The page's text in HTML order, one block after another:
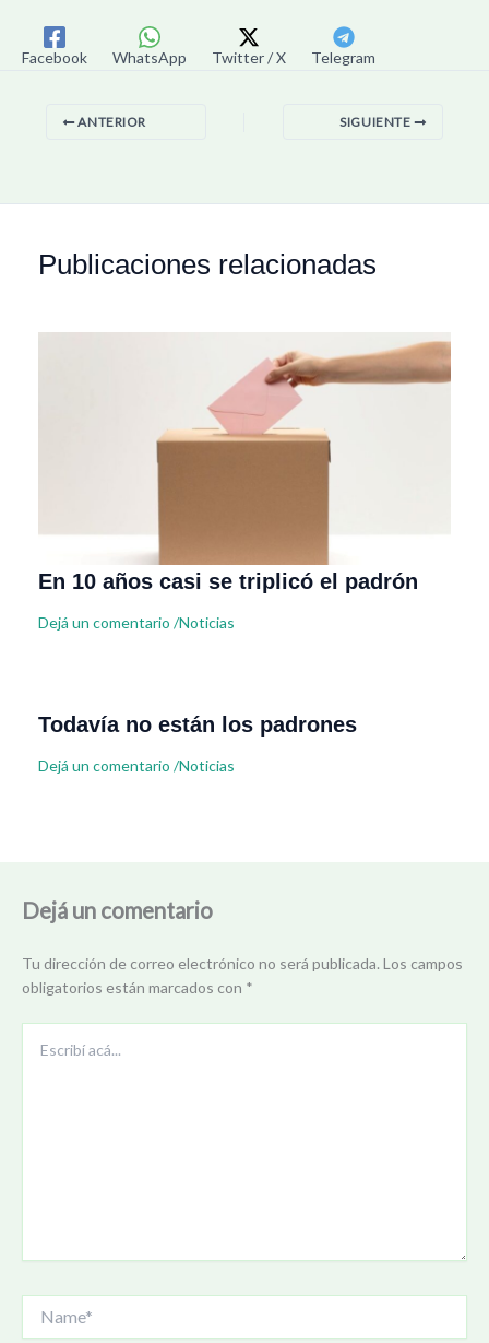
Facebook WhatsApp Twitter / X Telegram
ANTERIOR SIGUIENTE
Publicaciones relacionadas
En 10 años casi se triplicó el padrón
Dejá un comentario /Noticias
Todavía no están los padrones
Dejá un comentario /Noticias
Dejá un comentario
Tu dirección de correo electrónico no será publicada. Los campos
obligatorios están marcados con *
acá...